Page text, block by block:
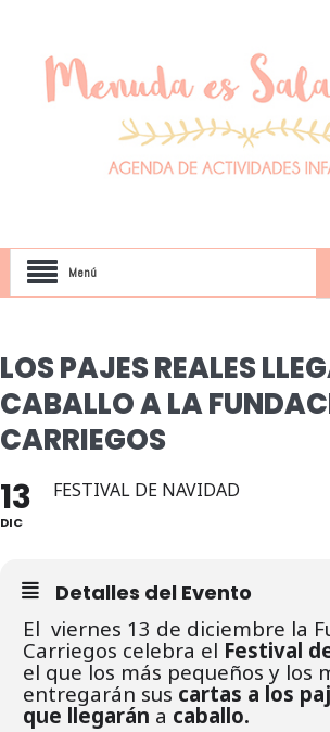
Menú
LOS PAJES REALES
CABALLO A LA
CARRIEGOS
13
DIC
FESTIVAL DE NAVIDAD
Detalles del Evento
El viernes 13 de diciembre la
Carriegos celebra el Festival
el que los más pequeños y los
entregarán sus cartas a los
que llegarán a caballo.